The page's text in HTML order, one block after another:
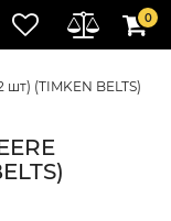
0
(TIMKEN BELTS)